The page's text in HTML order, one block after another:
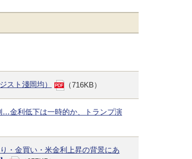
スト淺岡均） （716KB）
…金利低下は一時的か、トランプ演
・金買い・米金利上昇の背景にあ